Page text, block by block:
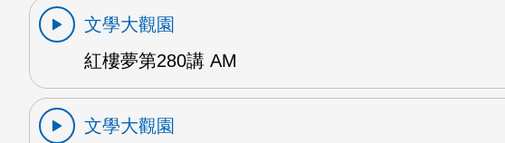
文學大觀園
紅樓夢第280講 AM
文學大觀園